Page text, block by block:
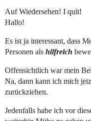
Auf Wiedersehen! I quit!
Hallo!
Es ist ja interessant, dass
Personen als hilfreich
Offensichtlich war mein
Na, dann kann ich mich
zurückziehen.
Jedenfalls habe ich vor